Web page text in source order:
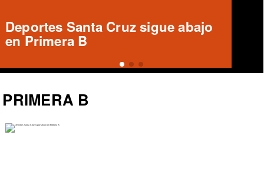
Informe arbitral ausente en Unión
Española vs Deportes Recoleta
PRIMERA B